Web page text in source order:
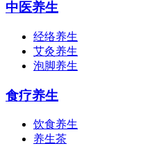
中医养生
经络养生
艾灸养生
泡脚养生
食疗养生
饮食养生
养生茶